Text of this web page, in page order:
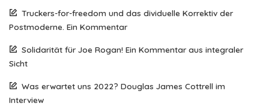
Truckers-for-freedom und das dividuelle Korrektiv der
Postmoderne. Ein Kommentar
Solidarität für Joe Rogan! Ein Kommentar aus integraler
Sicht
Was erwartet uns 2022? Douglas James Cottrell im
Interview